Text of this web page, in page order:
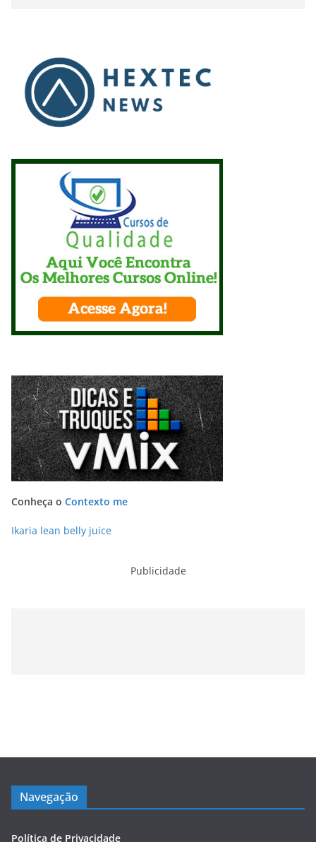
Conheça o Contexto me
Ikaria lean belly juice
Publicidade
Navegação
Política de Privacidade